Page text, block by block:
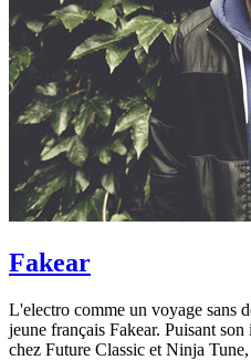
Fakear
L'electro comme un voyage sans
jeune français Fakear. Puisant
chez Future Classic et Ninja